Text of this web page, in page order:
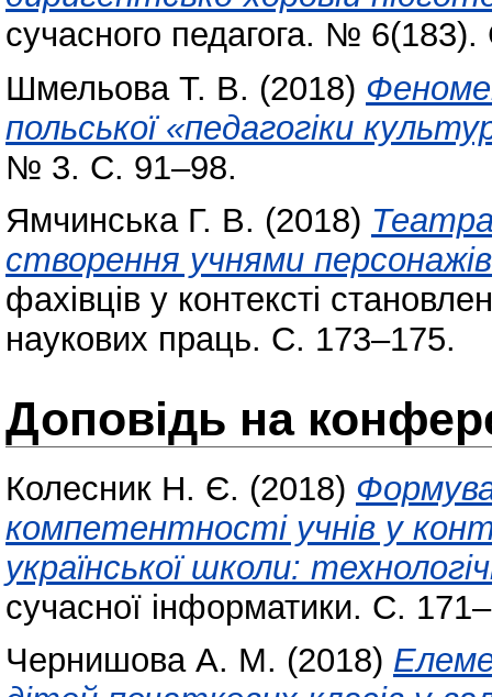
сучасного педагога. №
Шмельова Т. В. (2018)
польської «педагогіки
№ 3. С. 91–98.
Ямчинська Г. В. (2018)
створення учнями
фахівців у контексті
наукових праць. С. 173–175.
Доповідь на
Колесник Н. Є. (2018)
компетентності учнів у
української школи:
сучасної інформатики. С.
Чернишова А. М. (2018)